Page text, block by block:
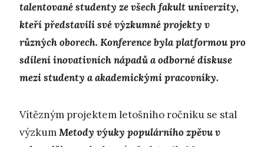
talentované studenty ze všech fakult univerzity,
kteří představili své výzkumné projekty v
různých oborech. Konference byla platformou pro
sdílení inovativních nápadů a odborné diskuse
mezi studenty a akademickými pracovníky.
Vítězným projektem letošního ročníku se stal
výzkumMetody výuky populárního zpěvu v